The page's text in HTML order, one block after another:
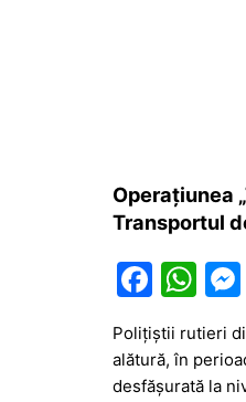
Operațiunea
Transportul
F
a
c
e
W
h
at
s
e
Polițiștii rutieri
alătură, în
desfășurată la